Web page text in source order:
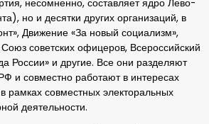
несомненно, составляет ядро Лево-
но и десятки других организаций, в
Движение «За новый социализм»,
советских офицеров, Всероссийский
России» и другие. Все они разделяют
и совместно работают в интересах
рамках совместных электоральных
деятельности.